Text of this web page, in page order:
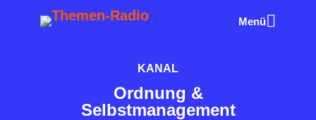
Menü
KANAL
Ordnung &
Selbstmanagement